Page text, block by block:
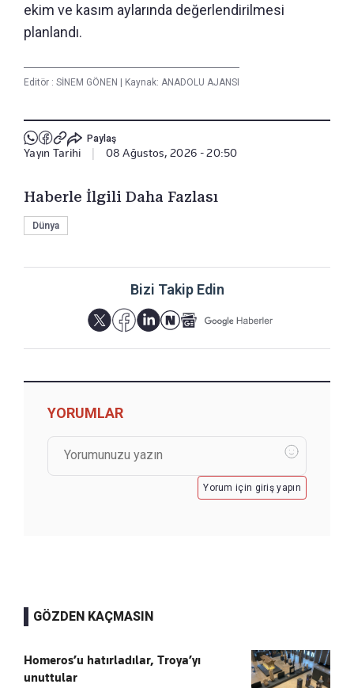
ekim ve kasım aylarında değerlendirilmesi
planlandı.
Editör : SİNEM GÖNEN | Kaynak: ANADOLU AJANSI
Paylaş
Yayın Tarihi 08 Ağustos, 2026 - 20:50
Haberle İlgili Daha Fazlası
Dünya
Bizi Takip Edin
YORUMLAR
Yorum için giriş yapın
GÖZDEN KAÇMASIN
Homeros’u hatırladılar, Troya’yı
unuttular